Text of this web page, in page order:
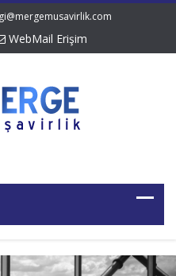
WebMail Erişim